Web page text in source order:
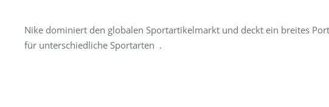
Nike dominiert den globalen Sportartikelmarkt und deckt ein breites
für unterschiedliche Sportarten .